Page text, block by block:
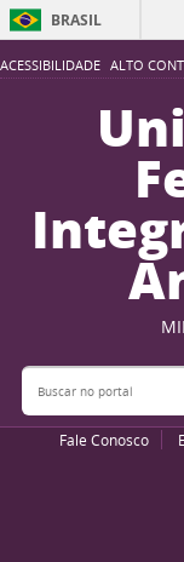
ACESSIBILIDADE ALTO
BRASIL
Buscar no portal
Fale Conosco